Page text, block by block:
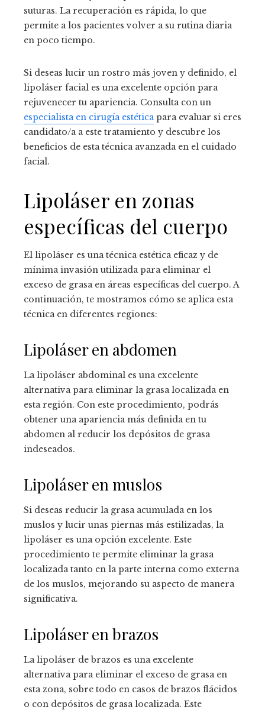
suturas. La recuperación es rápida, lo que
permite a los pacientes volver a su rutina diaria
en poco tiempo.
Si deseas lucir un rostro más joven y definido, el
lipoláser facial es una excelente opción para
rejuvenecer tu apariencia. Consulta con un
especialista en cirugía estéticapara evaluar si eres
candidato/a a este tratamiento y descubre los
beneficios de esta técnica avanzada en el cuidado
facial.
Lipoláser en zonas
específicas del cuerpo
El lipoláser es una técnica estética eficaz y de
mínima invasión utilizada para eliminar el
exceso de grasa en áreas específicas del cuerpo. A
continuación, te mostramos cómo se aplica esta
técnica en diferentes regiones:
Lipoláser en abdomen
La lipoláser abdominal es una excelente
alternativa para eliminar la grasa localizada en
esta región. Con este procedimiento, podrás
obtener una apariencia más definida en tu
abdomen al reducir los depósitos de grasa
indeseados.
Lipoláser en muslos
Si deseas reducir la grasa acumulada en los
muslos y lucir unas piernas más estilizadas, la
lipoláser es una opción excelente. Este
procedimiento te permite eliminar la grasa
localizada tanto en la parte interna como externa
de los muslos, mejorando su aspecto de manera
significativa.
Lipoláser en brazos
La lipoláser de brazos es una excelente
alternativa para eliminar el exceso de grasa en
esta zona, sobre todo en casos de brazos flácidos
o con depósitos de grasa localizada. Este